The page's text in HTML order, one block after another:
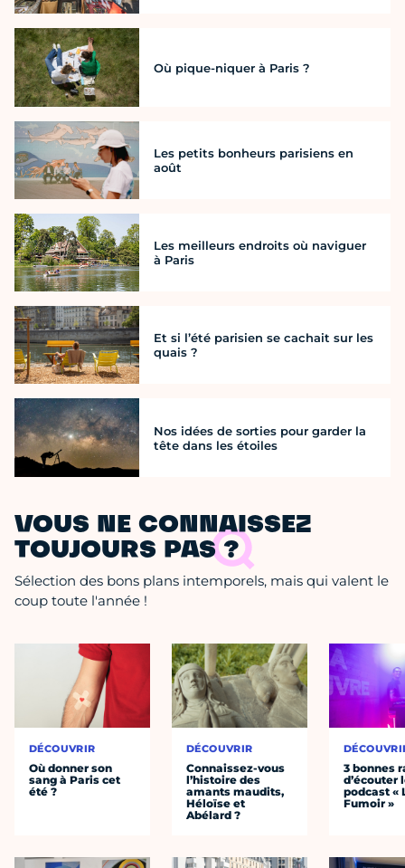
Où pique-niquer à Paris ?
Les petits bonheurs parisiens en
août
Les meilleurs endroits où naviguer
à Paris
Et si l’été parisien se cachait sur les
quais ?
Nos idées de sorties pour garder la
tête dans les étoiles
VOUS NE CONNAISSEZ
TOUJOURS PAS ?
Sélection des bons plans intemporels, mais qui valent le
coup toute l'année !
DÉCOUVRIR
Où donner son
sang à Paris cet
été ?
DÉCOUVRIR
Connaissez-vous
l’histoire des
amants maudits,
Héloïse et
Abélard ?
3 bonnes
d’écouter
podcast «
Fumoir »